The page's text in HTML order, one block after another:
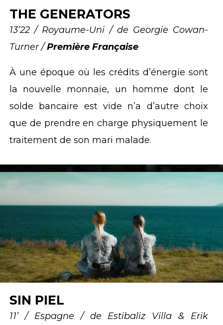
THE GENERATORS
13’22 / Royaume-Uni / de Georgie Cowan-
Turner /Première Française
À une époque où les crédits d’énergie sont
la nouvelle monnaie, un homme dont le
solde bancaire est vide n’a d’autre choix
que de prendre en charge physiquement le
traitement de son mari malade.
SIN PIEL
11’ / Espagne / de Estibaliz Villa & Erik